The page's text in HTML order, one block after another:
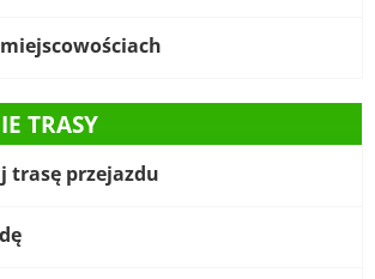
TRASY
trasę przejazdu